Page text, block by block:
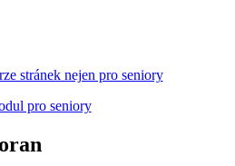
stránek nejen pro seniory